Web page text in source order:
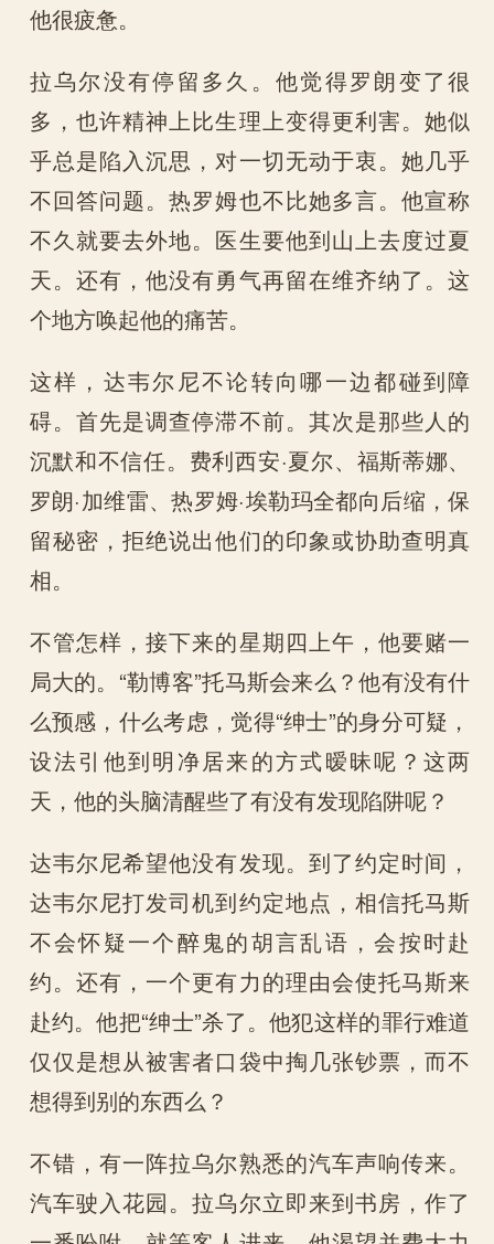
他很疲惫。
拉乌尔没有停留多久。他觉得罗朗变了很
多，也许精神上比生理上变得更利害。她似
乎总是陷入沉思，对一切无动于衷。她几乎
不回答问题。热罗姆也不比她多言。他宣称
不久就要去外地。医生要他到山上去度过夏
天。还有，他没有勇气再留在维齐纳了。这
个地方唤起他的痛苦。
这样，达韦尔尼不论转向哪一边都碰到障
碍。首先是调查停滞不前。其次是那些人的
沉默和不信任。费利西安·夏尔、福斯蒂娜、
罗朗·加维雷、热罗姆·埃勒玛全都向后缩，保
留秘密，拒绝说出他们的印象或协助查明真
相。
不管怎样，接下来的星期四上午，他要赌一
局大的。“勒博客”托马斯会来么？他有没有什
么预感，什么考虑，觉得“绅士”的身分可疑，
设法引他到明净居来的方式暧昧呢？这两
天，他的头脑清醒些了有没有发现陷阱呢？
达韦尔尼希望他没有发现。到了约定时间，
达韦尔尼打发司机到约定地点，相信托马斯
不会怀疑一个醉鬼的胡言乱语，会按时赴
约。还有，一个更有力的理由会使托马斯来
赴约。他把“绅士”杀了。他犯这样的罪行难道
仅仅是想从被害者口袋中掏几张钞票，而不
想得到别的东西么？
不错，有一阵拉乌尔熟悉的汽车声响传来。
汽车驶入花园。拉乌尔立即来到书房，作了